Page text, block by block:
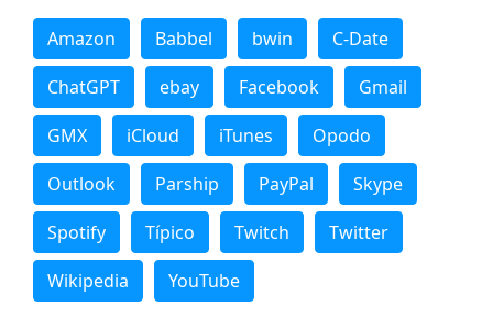
Amazon Babbel bwin
C-Date
ChatGPT
ebay Facebook
Gmail
GMX
iCloud iTunes
Opodo
Outlook
Parship PayPal
Skype
Spotify
Típico Twitch
Twitter
Wikipedia
YouTube